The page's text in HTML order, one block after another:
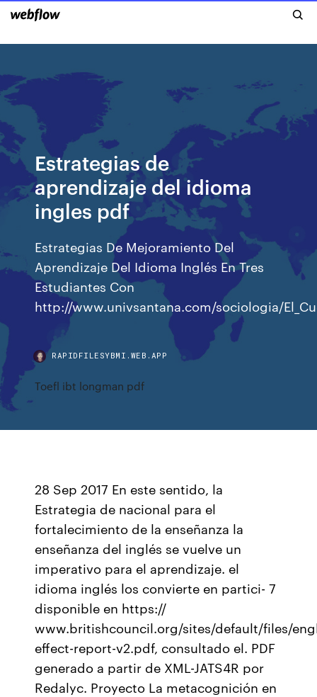
Estrategias de
aprendizaje del idioma
ingles pdf
Estrategias De Mejoramiento Del
Aprendizaje Del Idioma Inglés En Tres
Estudiantes Con
http://www.univsantana.com/sociologia/
RAPIDFILESYBMI.WEB.APP
Toefl ibt longman pdf
28 Sep 2017 En este sentido, la
Estrategia de nacional para el
fortalecimiento de la enseñanza la
enseñanza del inglés se vuelve un
imperativo para el aprendizaje. el
idioma inglés los convierte en partici- 7
disponible en https://
www.britishcouncil.org/sites/default/files/
effect-report-v2.pdf, consultado el. PDF
generado a partir de XML-JATS4R por
Redalyc. Proyecto La metacognición en